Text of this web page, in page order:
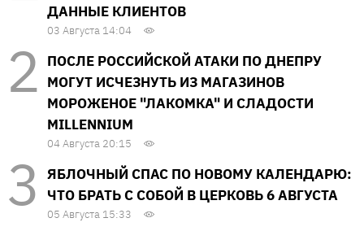
ДАННЫЕ КЛИЕНТОВ
03 Августа 14:04
ПОСЛЕ РОССИЙСКОЙ АТАКИ ПО ДНЕПРУ
МОГУТ ИСЧЕЗНУТЬ ИЗ МАГАЗИНОВ
МОРОЖЕНОЕ "ЛАКОМКА" И СЛАДОСТИ
MILLENNIUM
04 Августа 20:15
ЯБЛОЧНЫЙ СПАС ПО НОВОМУ КАЛЕНДАРЮ:
ЧТО БРАТЬ С СОБОЙ В ЦЕРКОВЬ 6 АВГУСТА
05 Августа 15:33